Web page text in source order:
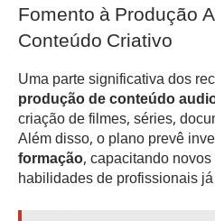
Fomento à Produção
Conteúdo Criativo
Uma parte significativa dos
produção de conteúdo
criação de filmes, séries,
Além disso, o plano prevê
formação, capacitando
habilidades de profissionais